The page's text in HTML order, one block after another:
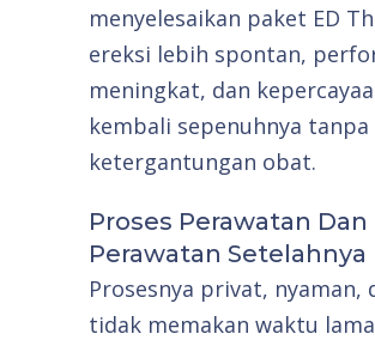
menyelesaikan paket ED
ereksi lebih spontan,
meningkat, dan
kembali sepenuhnya tanpa
ketergantungan obat.
Proses Perawatan Dan
Perawatan Setelahnya
Prosesnya privat, nyaman,
tidak memakan waktu